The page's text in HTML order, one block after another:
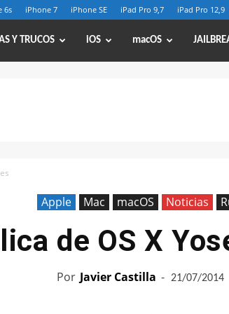
6s iPhone 7 iPhone SE iPad Pro 9,7 iPad Pro 12,9
Y TRUCOS iOS macOS
Apple Mac macOS Noticias
de OS X
Por Javier Castilla - 21/07/2014